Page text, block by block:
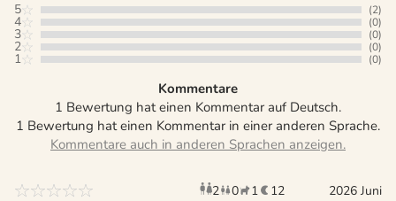
5 (2)
4 (0)
3 (0)
2 (0)
1 (0)
Kommentare
1 Bewertung hat einen Kommentar auf Deutsch.
1 Bewertung hat einen Kommentar in einer anderen Sprache.
2 Erwachsene
0 Kinder
1 Haustier
12 2026 Juni